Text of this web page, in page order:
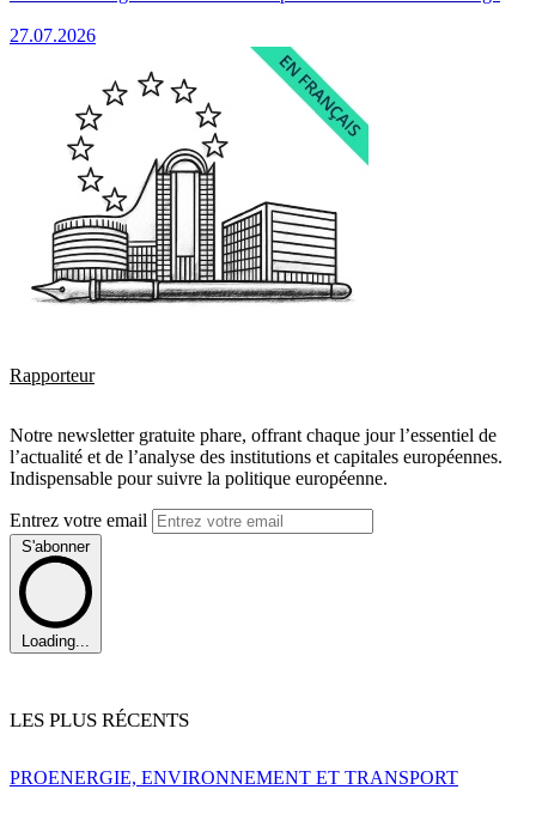
27.07.2026
Rapporteur
Notre newsletter gratuite phare, offrant chaque jour l’essentiel de
l’actualité et de l’analyse des institutions et capitales européennes.
Indispensable pour suivre la politique européenne.
Entrez votre email
S'abonner
Loading...
LES PLUS RÉCENTS
PROENERGIE, ENVIRONNEMENT ET TRANSPORT